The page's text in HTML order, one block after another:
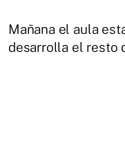
Mañana el aula
desarrolla el resto